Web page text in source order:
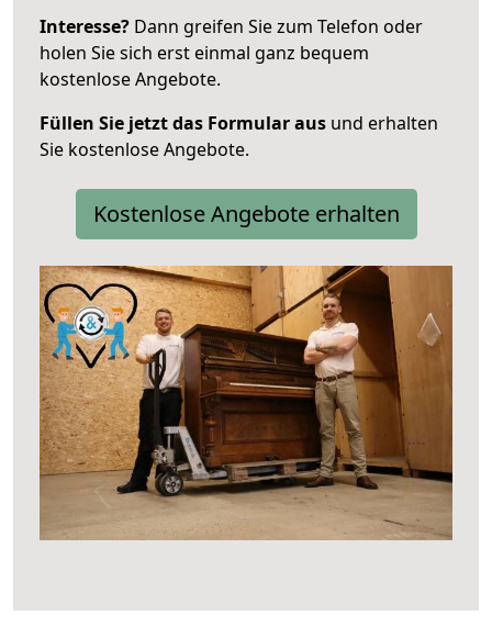
Interesse? Dann greifen Sie zum Telefon oder
holen Sie sich erst einmal ganz bequem
kostenlose Angebote.
Füllen Sie jetzt das Formular aus und erhalten
Sie kostenlose Angebote.
Kostenlose Angebote erhalten